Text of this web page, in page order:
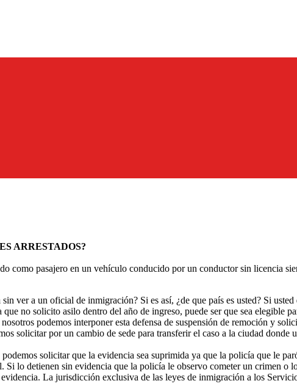
ARRESTADOS?
como pasajero en un vehículo conducido por un conductor sin licencia
ver a un oficial de inmigración? Si es así, ¿de que país es usted? Si
no solicito asilo dentro del año de ingreso, puede ser que sea elegible
podemos interponer esta defensa de suspensión de remoción y
solicitar por un cambio de sede para transferir el caso a la ciudad donde
solicitar que la evidencia sea suprimida ya que la policía que le
lo detienen sin evidencia que la policía le observo cometer un crimen o
La jurisdicción exclusiva de las leyes de inmigración a los